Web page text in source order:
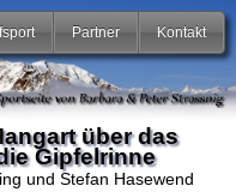
Partner Kontakt
über das
Gipfelrinne
und Stefan Hasewend